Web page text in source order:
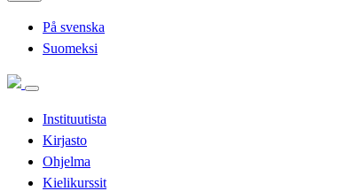
På svenska
Suomeksi
Instituutista
Kirjasto
Ohjelma
Kielikurssit